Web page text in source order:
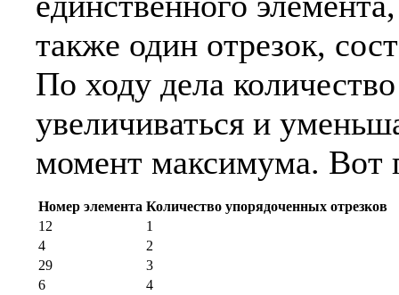
также один отрезок,
По ходу дела
увеличиваться и
момент максимума. Вот
Номер элемента Количество упорядоченных отрезков
12
1
4
2
29
3
6
4